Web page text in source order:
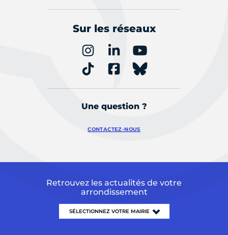
Sur les réseaux
Une question ?
CONTACTEZ-NOUS
Retrouvez les actualités de votre
arrondissement